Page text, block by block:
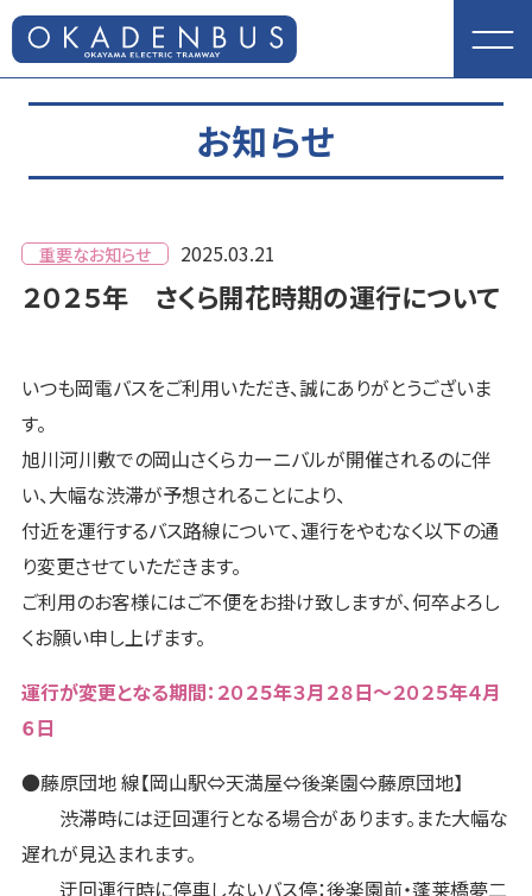
お知らせ
重要なお知らせ 2025.03.21
２０２５年 さくら開花時期の運行について
いつも岡電バスをご利用いただき、誠にありがとうございま
す。
旭川河川敷での岡山さくらカーニバルが開催されるのに伴
い、大幅な渋滞が予想されることにより、
付近を運行するバス路線について、運行をやむなく以下の通
り変更させていただきます。
ご利用のお客様にはご不便をお掛け致しますが、何卒よろし
くお願い申し上げます。
運行が変更となる期間：２０２５年３月２８日～２０２５年４月
６日
●藤原団地 線【岡山駅⇔天満屋⇔後楽園⇔藤原団地】
渋滞時には迂回運行となる場合があります。また大幅な
遅れが見込まれます。
迂回運行時に停車しないバス停：後楽園前・蓬莱橋夢二